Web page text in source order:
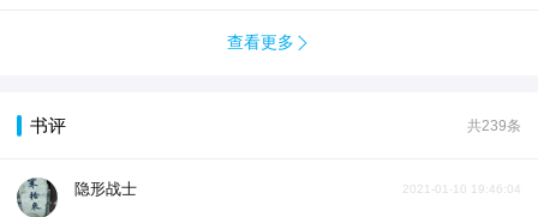
查看更多 
书评 共239条
隐形战士 2021-01-10 19:46:04